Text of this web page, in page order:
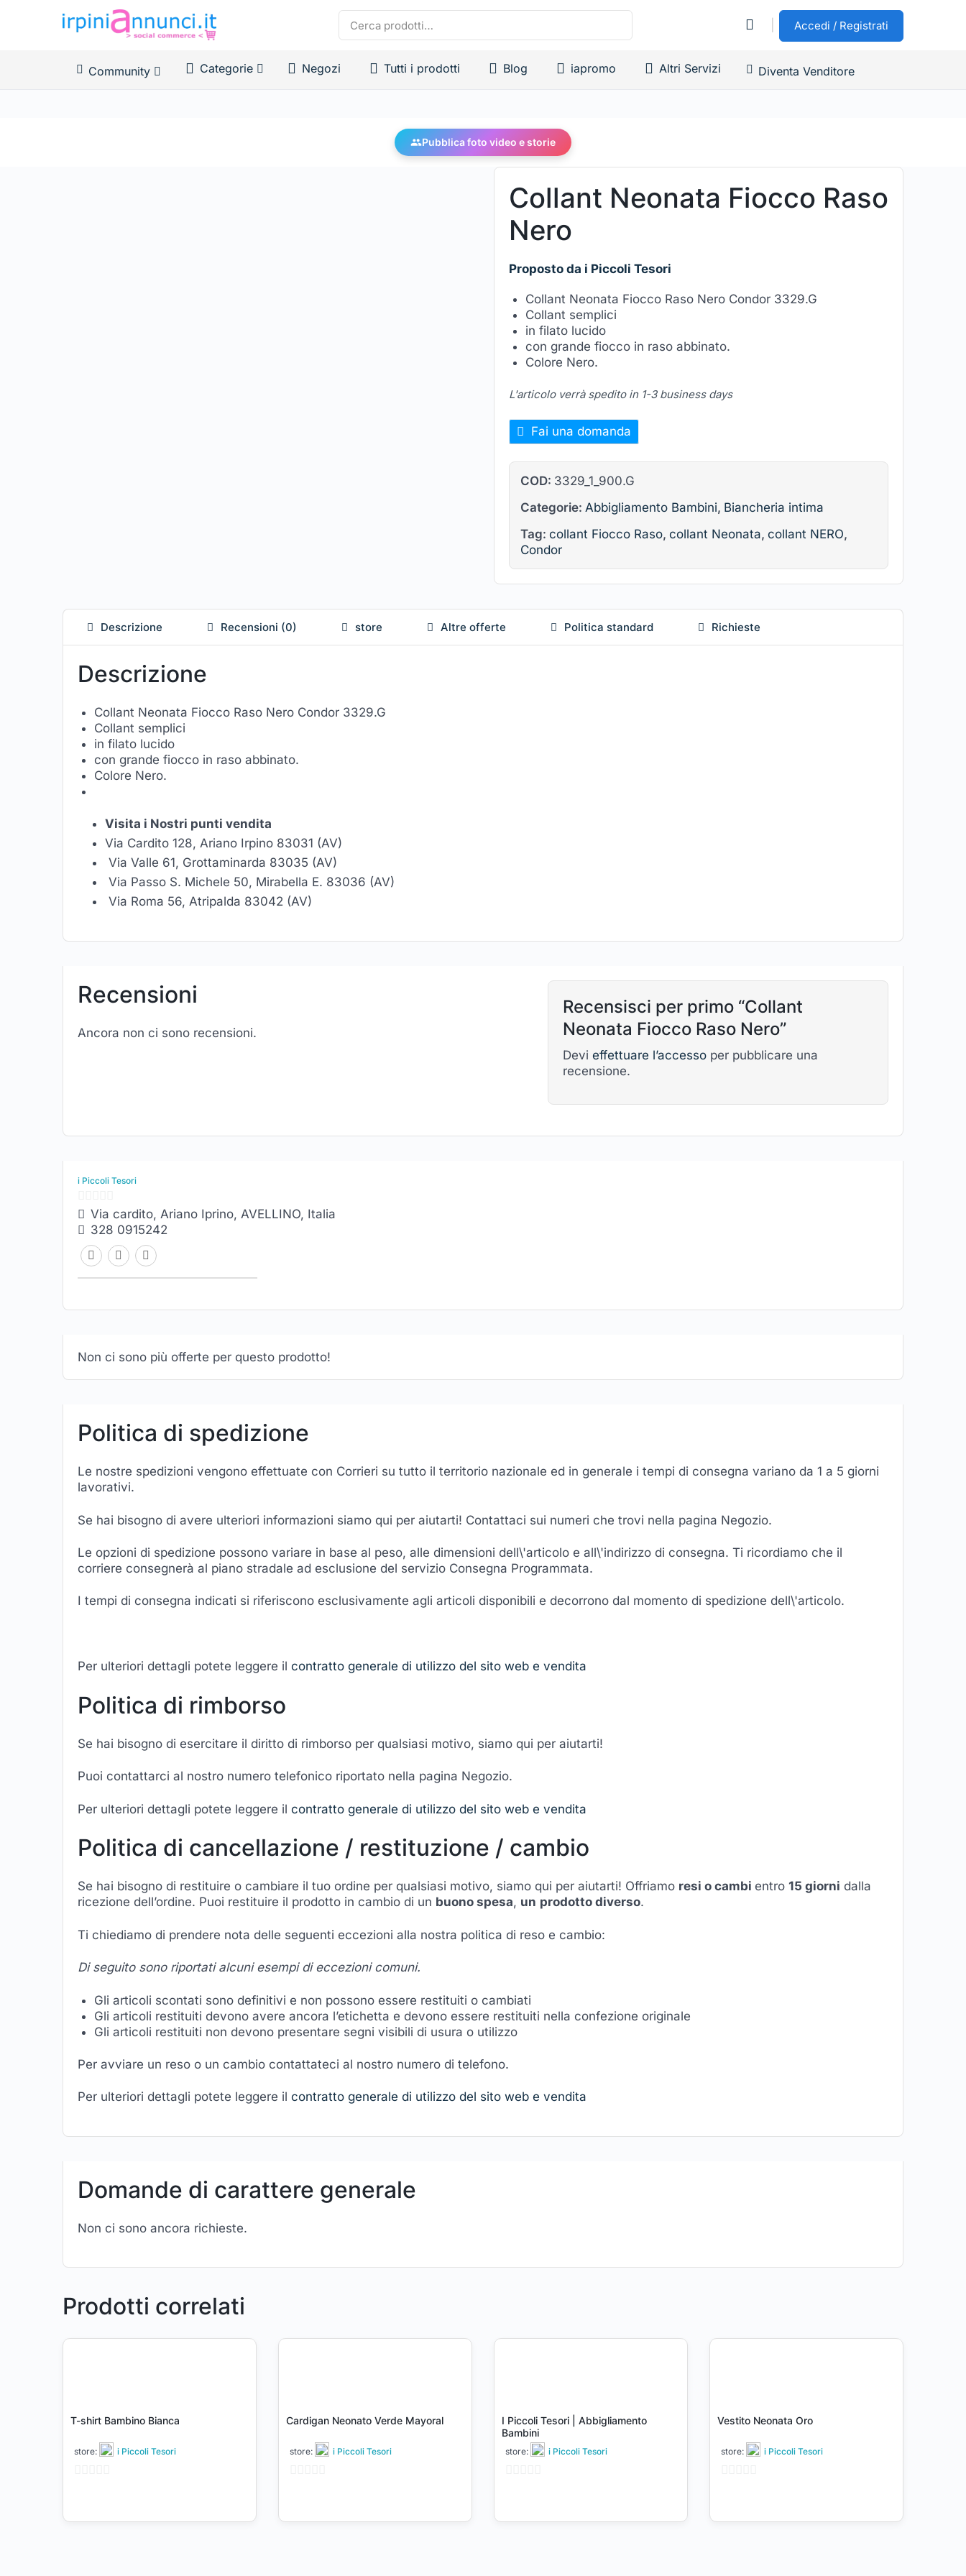
Accedi / Registrati
Community Categorie Negozi Tutti i prodotti Blog iapromo Altri Servizi Diventa Venditore
Pubblica foto video e storie
Collant Neonata Fiocco Raso
Nero
Proposto da i Piccoli Tesori
Collant Neonata Fiocco Raso Nero Condor 3329.G
Collant semplici
in filato lucido
con grande fiocco in raso abbinato.
Colore Nero.
L'articolo verrà spedito in 1-3 business days
Fai una domanda
COD: 3329_1_900.G
Categorie: Abbigliamento Bambini, Biancheria intima
Tag: collant Fiocco Raso, collant Neonata, collant NERO,
Condor
Descrizione Recensioni (0) store Altre offerte Politica standard Richieste
Descrizione
Collant Neonata Fiocco Raso Nero Condor 3329.G
Collant semplici
in filato lucido
con grande fiocco in raso abbinato.
Colore Nero.
Visita i Nostri punti vendita
Via Cardito 128, Ariano Irpino 83031 (AV)
Via Valle 61, Grottaminarda 83035 (AV)
Via Passo S. Michele 50, Mirabella E. 83036 (AV)
Via Roma 56, Atripalda 83042 (AV)
Recensioni
Ancora non ci sono recensioni.
Recensisci per primo “Collant
Neonata Fiocco Raso Nero”
Devieffettuare l’accesso per pubblicare una
recensione.
i Piccoli Tesori
0
su
5
Via cardito, Ariano Iprino, AVELLINO, Italia
328 0915242
Non ci sono più offerte per questo prodotto!
Politica di spedizione
Le nostre spedizioni vengono effettuate con Corrieri su tutto il territorio nazionale ed in generale i tempi di consegna variano da 1 a 5 giorni
lavorativi.
Se hai bisogno di avere ulteriori informazioni siamo qui per aiutarti! Contattaci sui numeri che trovi nella pagina Negozio.
Le opzioni di spedizione possono variare in base al peso, alle dimensioni dell\'articolo e all\'indirizzo di consegna. Ti ricordiamo che il
corriere consegnerà al piano stradale ad esclusione del servizio Consegna Programmata.
I tempi di consegna indicati si riferiscono esclusivamente agli articoli disponibili e decorrono dal momento di spedizione dell\'articolo.
Per ulteriori dettagli potete leggere il contratto generale di utilizzo del sito web e vendita
Politica di rimborso
Se hai bisogno di esercitare il diritto di rimborso per qualsiasi motivo, siamo qui per aiutarti!
Puoi contattarci al nostro numero telefonico riportato nella pagina Negozio.
Per ulteriori dettagli potete leggere il contratto generale di utilizzo del sito web e vendita
Politica di cancellazione / restituzione / cambio
Se hai bisogno di restituire o cambiare il tuo ordine per qualsiasi motivo, siamo qui per aiutarti! Offriamo resi o cambi entro 15 giorni dalla
ricezione dell’ordine. Puoi restituire il prodotto in cambio di un buono spesa, un prodotto diverso.
Ti chiediamo di prendere nota delle seguenti eccezioni alla nostra politica di reso e cambio:
Di seguito sono riportati alcuni esempi di eccezioni comuni.
Gli articoli scontati sono definitivi e non possono essere restituiti o cambiati
Gli articoli restituiti devono avere ancora l’etichetta e devono essere restituiti nella confezione originale
Gli articoli restituiti non devono presentare segni visibili di usura o utilizzo
Per avviare un reso o un cambio contattateci al nostro numero di telefono.
Per ulteriori dettagli potete leggere il contratto generale di utilizzo del sito web e vendita
Domande di carattere generale
Non ci sono ancora richieste.
Prodotti correlati
T-shirt Bambino Bianca
store: i Piccoli Tesori
Cardigan Neonato Verde Mayoral
store: i Piccoli Tesori
I Piccoli Tesori | Abbigliamento
Bambini
store: i Piccoli Tesori
Vestito Neonata Oro
store: i Piccoli Tesori